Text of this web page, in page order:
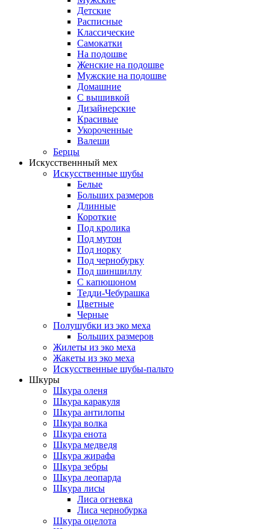
Детские
Расписные
Классические
Самокатки
На подошве
Женские на подошве
Мужские на подошве
Домашние
С вышивкой
Дизайнерские
Красивые
Укороченные
Валеши
Берцы
Искусственнный мех
Искусственные шубы
Белые
Больших размеров
Длинные
Короткие
Под кролика
Под мутон
Под норку
Под чернобурку
Под шиншиллу
С капюшоном
Тедди-Чебурашка
Цветные
Черные
Полушубки из эко меха
Больших размеров
Жилеты из эко меха
Жакеты из эко меха
Искусственные шубы-пальто
Шкуры
Шкура оленя
Шкура каракуля
Шкура антилопы
Шкура волка
Шкура енота
Шкура медведя
Шкура жирафа
Шкура зебры
Шкура леопарда
Шкура лисы
Лиса огневка
Лиса чернобурка
Шкура оцелота